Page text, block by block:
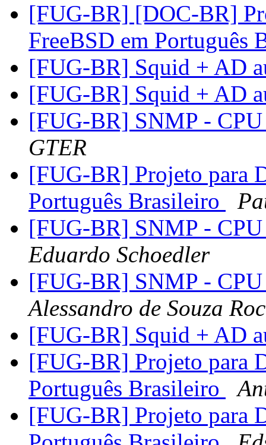
[FUG-BR] [DOC-BR]
FreeBSD em Português
[FUG-BR] Squid + AD
[FUG-BR] Squid + AD
[FUG-BR] SNMP -
GTER
[FUG-BR] Projeto para
Português Brasileiro
[FUG-BR] SNMP -
Eduardo Schoedler
[FUG-BR] SNMP -
Alessandro de Souza
[FUG-BR] Squid + AD
[FUG-BR] Projeto para
Português Brasileiro
[FUG-BR] Projeto para